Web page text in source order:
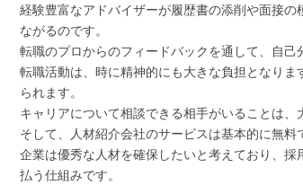
経験豊富なアドバイザーが履歴書の添削や面接
ながるのです。
転職のプロからのフィードバックを通して、自己
転職活動は、時に精神的にも大きな負担となり
られます。
キャリアについて相談できる相手がいることは、
そして、人材紹介会社のサービスは基本的に無料
企業は優秀な人材を確保したいと考えており、
払う仕組みです。